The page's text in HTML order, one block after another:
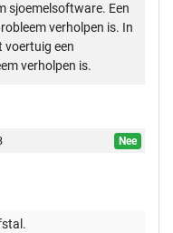
sjoemelsoftware. Een
verholpen is. In
voertuig een
verholpen is.
Nee